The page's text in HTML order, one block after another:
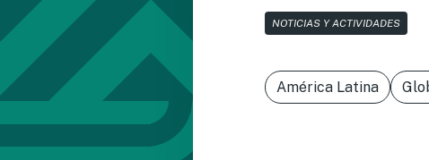
NOTICIAS Y ACTIVIDADES
América Latina